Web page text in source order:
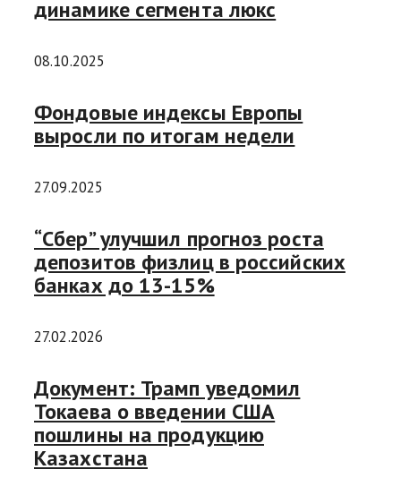
динамике сегмента люкс
08.10.2025
Фондовые индексы Европы
выросли по итогам недели
27.09.2025
“Сбер” улучшил прогноз роста
депозитов физлиц в российских
банках до 13-15%
27.02.2026
Документ: Трамп уведомил
Токаева о введении США
пошлины на продукцию
Казахстана